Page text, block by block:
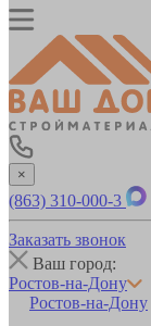
×
(863) 310-000-3
Заказать звонок
Ваш город:
Ростов-на-Дону
Ростов-на-Дону